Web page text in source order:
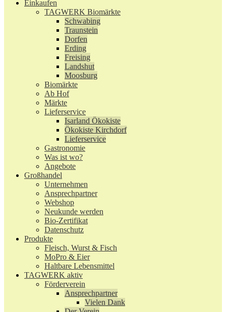
Einkaufen
TAGWERK Biomärkte
Schwabing
Traunstein
Dorfen
Erding
Freising
Landshut
Moosburg
Biomärkte
Ab Hof
Märkte
Lieferservice
Isarland Ökokiste
Ökokiste Kirchdorf
Lieferservice
Gastronomie
Was ist wo?
Angebote
Großhandel
Unternehmen
Ansprechpartner
Webshop
Neukunde werden
Bio-Zertifikat
Datenschutz
Produkte
Fleisch, Wurst & Fisch
MoPro & Eier
Haltbare Lebensmittel
TAGWERK aktiv
Förderverein
Ansprechpartner
Vielen Dank